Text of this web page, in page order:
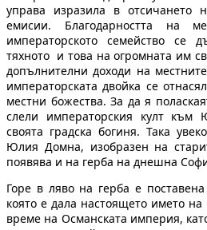
управа изразила в отсичането
емисии. Благодарността на
императорското семейство
тяхното и това на огромната им
допълнителни доходи на
императорската двойка се
местни божества. За да я
слели императорския култ
своята градска богиня. Така
Юлия Домна, изобразен на
появява и на герба на днешна
Горе в ляво на герба е
която е дала настоящето името
време на Османската империя,